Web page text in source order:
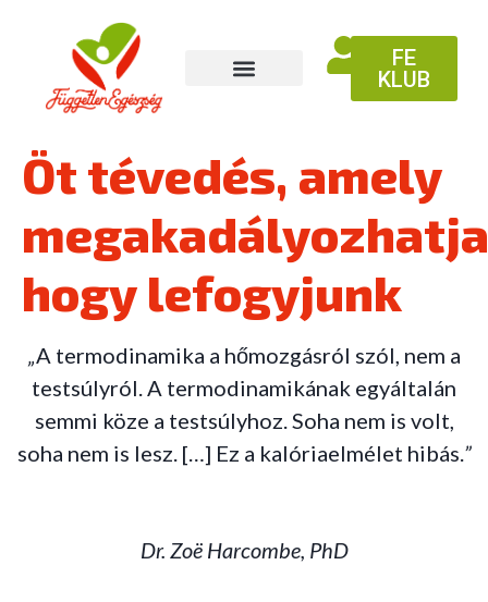
FE
KLUB
Öt tévedés, amely
hogy lefogyjunk
„A termodinamika a hőmozgásról szól, nem a
testsúlyról. A termodinamikának egyáltalán
semmi köze a testsúlyhoz. Soha nem is volt,
soha nem is lesz. […] Ez a kalóriaelmélet hibás.”
Dr. Zoë Harcombe, PhD